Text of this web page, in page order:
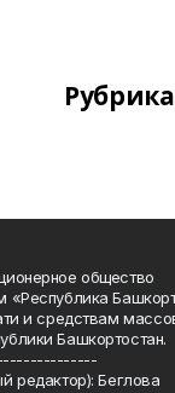
общество
«Республика
и средствам
Башкортостан.
редактор): Беглова